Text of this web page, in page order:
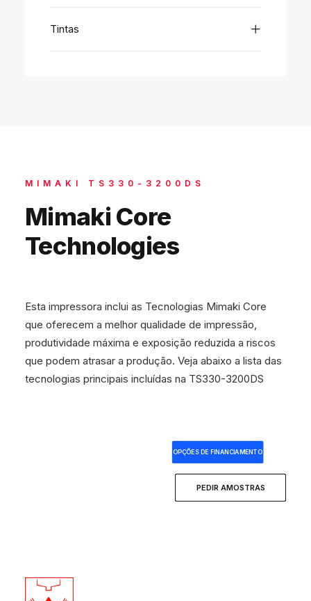
Tintas
MIMAKI TS330-3200DS
Mimaki Core
Technologies
Esta impressora inclui as Tecnologias Mimaki Core
que oferecem a melhor qualidade de impressão,
produtividade máxima e exposição reduzida a riscos
que podem atrasar a produção. Veja abaixo a lista das
tecnologias principais incluídas na TS330-3200DS
OPÇÕES DE FINANCIAMENTO
PEDIR AMOSTRAS